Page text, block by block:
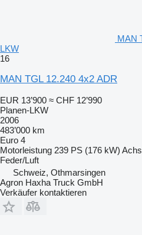
MAN
LKW
16
MAN TGL 12.240 4x2 ADR
EUR 13’900 ≈ CHF 12’990
Planen-LKW
2006
483’000 km
Euro 4
Motorleistung 239 PS (176 kW)
Feder/Luft
Schweiz, Othmarsingen
Agron Haxha Truck GmbH
Verkäufer kontaktieren